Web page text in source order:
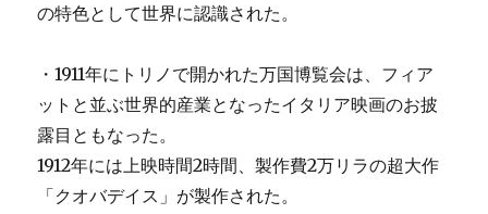
の特色として世界に認識された。
・1911年にトリノで開かれた万国博覧会は、フィア
ットと並ぶ世界的産業となったイタリア映画のお披
露目ともなった。
1912年には上映時間2時間、製作費2万リラの超大作
「クオバデイス」が製作された。